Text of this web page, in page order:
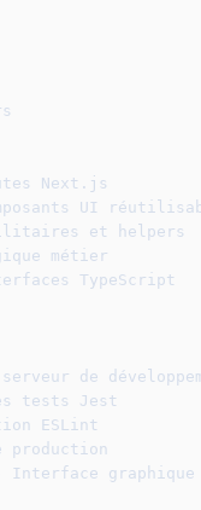
Next.js
UI
et helpers
métier
TypeScript
de
tests Jest
ESLint
Interface graphique